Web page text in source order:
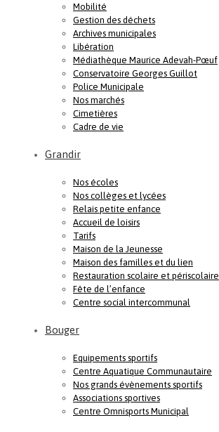
Mobilité
Gestion des déchets
Archives municipales
Libération
Médiathèque Maurice Adevah-Pœuf
Conservatoire Georges Guillot
Police Municipale
Nos marchés
Cimetières
Cadre de vie
Grandir
Nos écoles
Nos collèges et lycées
Relais petite enfance
Accueil de loisirs
Tarifs
Maison de la Jeunesse
Maison des familles et du lien
Restauration scolaire et périscolaire
Fête de l’enfance
Centre social intercommunal
Bouger
Equipements sportifs
Centre Aquatique Communautaire
Nos grands évènements sportifs
Associations sportives
Centre Omnisports Municipal